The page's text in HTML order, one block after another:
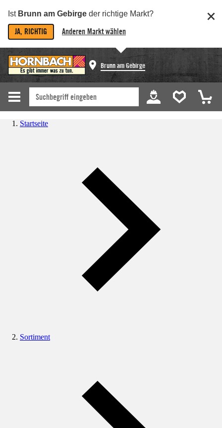
Ist Brunn am Gebirge der richtige Markt?
JA, RICHTIG Anderen Markt wählen
Brunn am Gebirge
Startseite
Sortiment